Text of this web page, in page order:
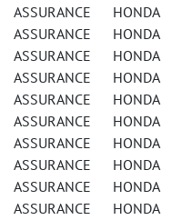
ASSURANCE
ASSURANCE
ASSURANCE
ASSURANCE
ASSURANCE
ASSURANCE
ASSURANCE
ASSURANCE HONDA
ASSURANCE HONDA
ASSURANCE HONDA